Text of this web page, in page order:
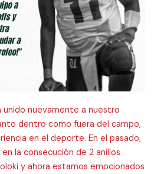
unido nuevamente a nuestro
dentro como fuera del campo,
en el deporte. En el pasado,
la consecución de 2 anillos
y ahora estamos emocionados